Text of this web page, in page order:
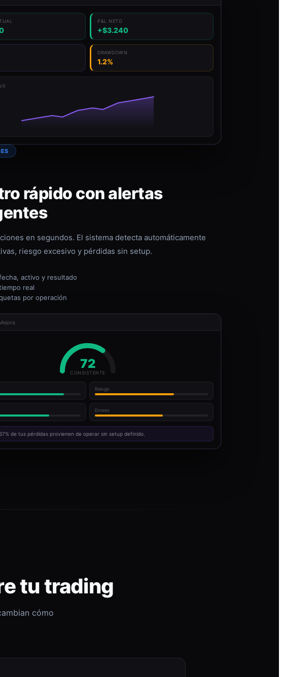
P&L NETO
+$3.240
DRAWDOWN
1.2%
rápido con alertas
en segundos. El sistema detecta automáticamente
riesgo excesivo y pérdidas sin setup.
activo y resultado
real
por operación
72
CONSISTENTE
Riesgo
Errores
de tus pérdidas provienen de operar sin setup definido.
tu trading
cómo